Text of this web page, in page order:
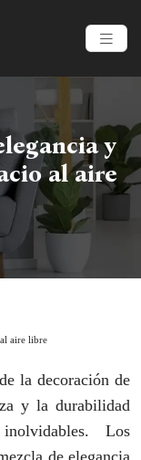
y
al aire
aire libre
la decoración de
y la durabilidad
Los
de elegancia